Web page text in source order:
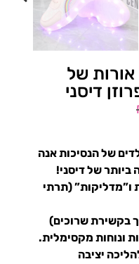
אורות של
דיסני
של הנסיכות אנה
ביותר של דיסני!
ו”מדליקות” (תרתי
בקשירת שרוכים)
ונוחות מקסימלית.
יציבה